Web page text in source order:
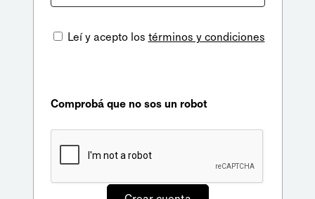
Leí y acepto los términos y condiciones
Comprobá que no sos un robot